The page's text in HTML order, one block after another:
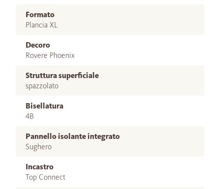
Formato
Plancia XL
Decoro
Rovere Phoenix
Struttura superficiale
spazzolato
Bisellatura
4B
Pannello isolante integrato
Sughero
Incastro
Top Connect